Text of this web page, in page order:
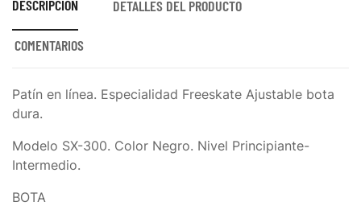
DESCRIPCIÓN DETALLES DEL PRODUCTO
COMENTARIOS
Patín en línea. Especialidad Freeskate Ajustable bota
dura.
Modelo SX-300. Color Negro. Nivel Principiante-
Intermedio.
BOTA